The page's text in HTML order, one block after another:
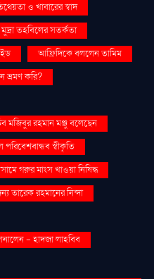
ও খাবারের স্বাদ
তহবিলের সতর্কতা
আফ্রিদিকে বললেন তামিম
ভ্রমণ করি?
মজিবুর রহমান মঞ্জু বলেছেন
স্বীকৃতি
গরুর মাংস খাওয়া নিষিদ্ধ
রহমানের নিন্দা
- হাদজা লাহবিব